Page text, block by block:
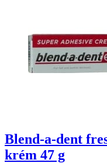
Blend-a-dent
krém 47 g